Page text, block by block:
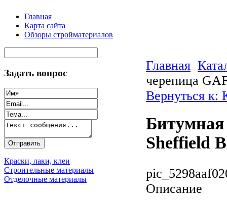
Главная
Карта сайта
Обзоры стройматериалов
Задать вопрос
Краски, лаки, клеи
Строительные материалы
Отделочные материалы
Главная
черепица
Вернуться к:
Битумная
Sheffield
Описание